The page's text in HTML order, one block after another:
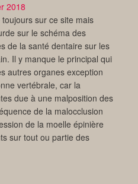
2018
sur ce site mais
sur le schéma des
de la santé dentaire sur les
Il y manque le principal qui
autres organes exception
vertébrale, car la
due à une malposition des
de la malocclusion
de la moelle épinière
sur tout ou partie des